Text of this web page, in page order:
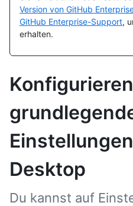
Version von GitHub
GitHub Enterprise-Support,
erhalten.
Konfigurieren
Desktop
Du kannst auf